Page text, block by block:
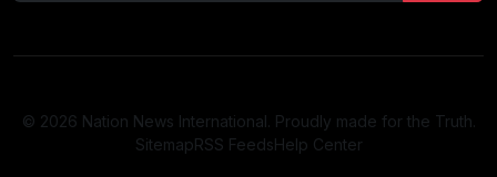
© 2026 Nation News International. Proudly made for the Truth.
SitemapRSS FeedsHelp Center